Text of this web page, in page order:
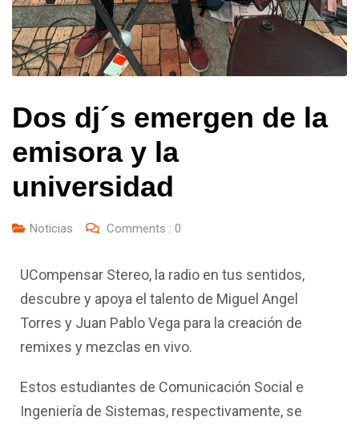
Dos dj´s emergen de la
emisora y la
universidad
Noticias Comments : 0
UCompensar Stereo, la radio en tus sentidos,
descubre y apoya el talento de Miguel Angel
Torres y Juan Pablo Vega para la creación de
remixes y mezclas en vivo.
Estos estudiantes de Comunicación Social e
Ingeniería de Sistemas, respectivamente, se